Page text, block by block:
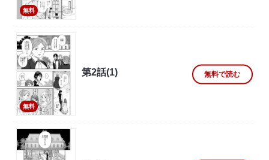
無料
無料
第2話(1) 無料で読む